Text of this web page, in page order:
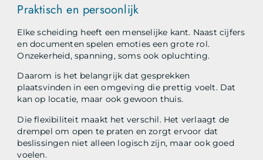
Praktisch en persoonlijk
Elke scheiding heeft een menselijke kant. Naast cijfers
en documenten spelen emoties een grote rol.
Onzekerheid, spanning, soms ook opluchting.
Daarom is het belangrijk dat gesprekken
plaatsvinden in een omgeving die prettig voelt. Dat
kan op locatie, maar ook gewoon thuis.
Die flexibiliteit maakt het verschil. Het verlaagt de
drempel om open te praten en zorgt ervoor dat
beslissingen niet alleen logisch zijn, maar ook goed
voelen.